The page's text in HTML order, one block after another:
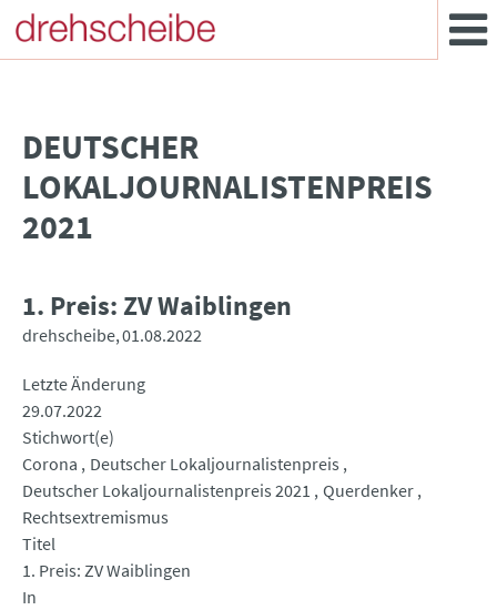
DEUTSCHER
LOKALJOURNALISTENPREIS
2021
1. Preis: ZV Waiblingen
drehscheibe 01.08.2022
Letzte Änderung
29.07.2022
Stichwort(e)
Corona
Deutscher Lokaljournalistenpreis
Deutscher Lokaljournalistenpreis 2021 Querdenker
Rechtsextremismus
Titel
1. Preis: ZV Waiblingen
In